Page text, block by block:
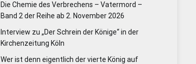
Die Chemie des Verbrechens – Vatermord –
Band 2 der Reihe ab 2. November 2026
Interview zu „Der Schrein der Könige“ in der
Kirchenzeitung Köln
Wer ist denn eigentlich der vierte König auf